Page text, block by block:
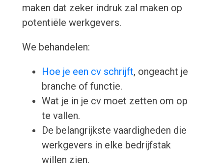
maken dat zeker indruk zal maken op
potentiële werkgevers.
We behandelen:
Hoe je een cv schrijft, ongeacht je
branche of functie.
Wat je in je cv moet zetten om op
te vallen.
De belangrijkste vaardigheden die
werkgevers in elke bedrijfstak
willen zien.